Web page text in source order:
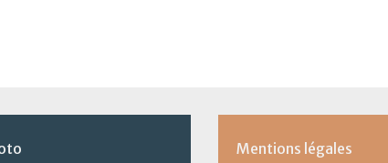
Mentions légales